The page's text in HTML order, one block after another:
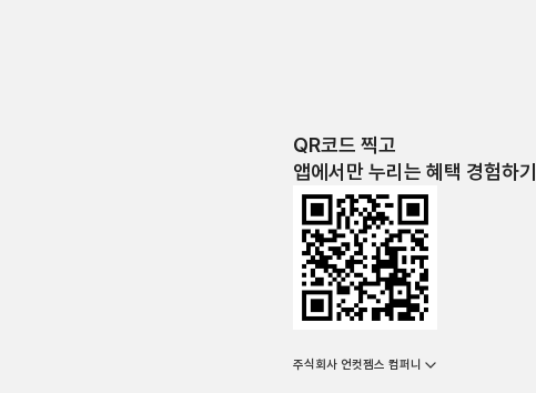
QR코드 찍고
앱에서만 누리는 혜택 경험하기
주식회사 언컷젬스 컴퍼니